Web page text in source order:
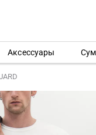
Аксессуары